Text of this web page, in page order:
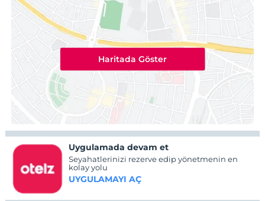
Haritada Göster
Uygulamada devam et
Seyahatlerinizi rezerve edip yönetmenin en
kolay yolu
UYGULAMAYI AÇ